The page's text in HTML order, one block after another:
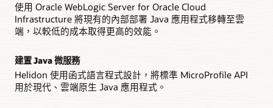
使用 Oracle WebLogic Server for Oracle Cloud
Infrastructure 將現有的內部部署 Java 應用程式移轉至雲
端，以較低的成本取得更高的效能。
建置 Java 微服務
Helidon 使用函式語言程式設計，將標準 MicroProfile API
用於現代、雲端原生 Java 應用程式。